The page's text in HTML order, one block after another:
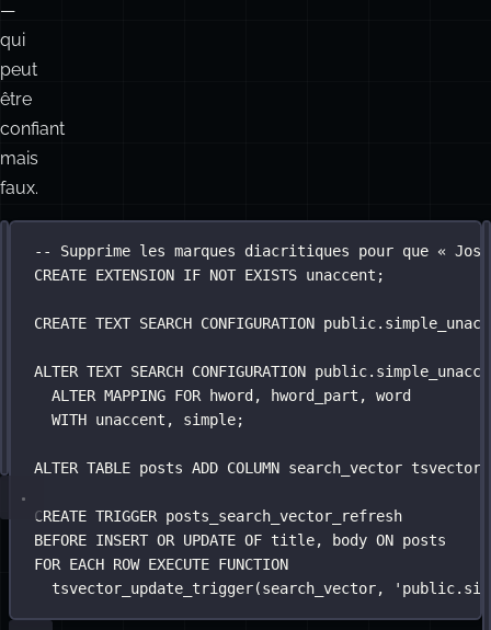
catégorie.
Elle
retourne
quelque
chose
—
qui
peut
confiant
-- La similarité trigramme sur le titre attrape les
SELECT id, title,
similarity(title, $1 ) AS trgm_score
WHERE search_vector @@ to_tsquery('simple', $
OR title % $1
ORDER BY (ts_rank(search_vector, to_tsquery(
LIMIT
10;
unaccent
contenu
international
:
-- Supprime les marques diacritiques pour que «
CREATE EXTENSION IF NOT
CREATE TEXT SEARCH CONFIGURATION public.
ALTER TEXT SEARCH CONFIGURATION public .
ALTER MAPPING FOR hword, hword_part, word
WITH unaccent, simple;
ALTER TABLE posts ADD COLUMN search_vector tsvector;